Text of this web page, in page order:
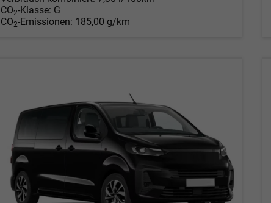
CO2-Klasse: G
CO2-Emissionen: 185,00 g/km